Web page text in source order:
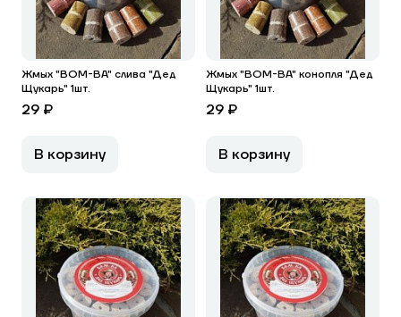
Жмых "BOM-BA" слива "Дед
Щукарь" 1шт.
29 ₽
В корзину
Жмых "BOM-BA" конопля "Дед
Щукарь" 1шт.
29 ₽
В корзину